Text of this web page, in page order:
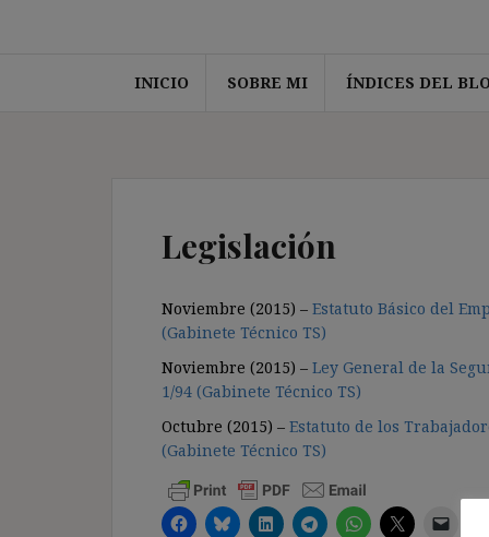
INICIO SOBRE MI ÍNDICES DEL
Legislación
Noviembre (2015) – Estatuto Básico del
(Gabinete Técnico TS)
Noviembre (2015) – Ley General de la
1/94 (Gabinete Técnico TS)
Octubre (2015) – Estatuto de los
(Gabinete Técnico TS)